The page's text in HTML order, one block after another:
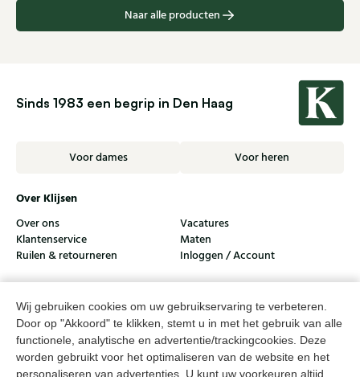
Wij gebruiken cookies om uw gebruikservaring te verbeteren.
Door op "Akkoord" te klikken, stemt u in met het gebruik van alle
functionele, analytische en advertentie/trackingcookies. Deze
worden gebruikt voor het optimaliseren van de website en het
personaliseren van advertenties. U kunt uw voorkeuren altijd
Naar alle producten
Sinds 1983 een begrip in Den Haag
Voor dames Voor heren
Over Klijsen
Over ons
Vacatures
Klantenservice
Maten
Ruilen & retourneren
Inloggen / Account
Herenwinkel Klijsen
Klantenservice